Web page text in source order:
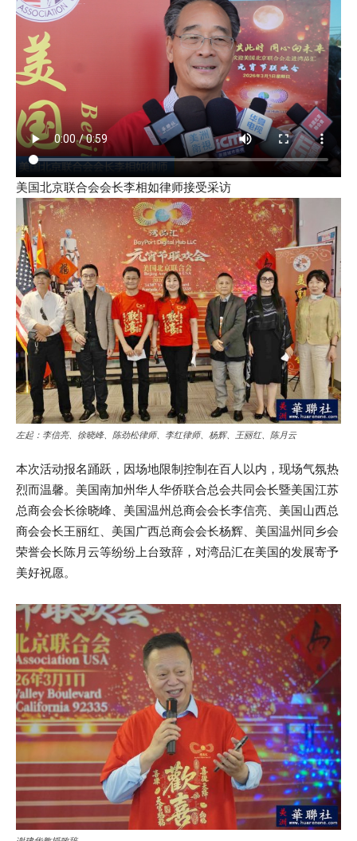
美国北京联合会会长李相如律师接受采访
左起：李信亮、徐晓峰、陈劲松律师、李红律师、杨辉、王丽红、陈月云
本次活动报名踊跃，因场地限制控制在百人以内，现场气氛热
烈而温馨。美国南加州华人华侨联合总会共同会长暨美国江苏
总商会会长徐晓峰、美国温州总商会会长李信亮、美国山西总
商会会长王丽红、美国广西总商会会长杨辉、美国温州同乡会
荣誉会长陈月云等纷纷上台致辞，对湾品汇在美国的发展寄予
美好祝愿。